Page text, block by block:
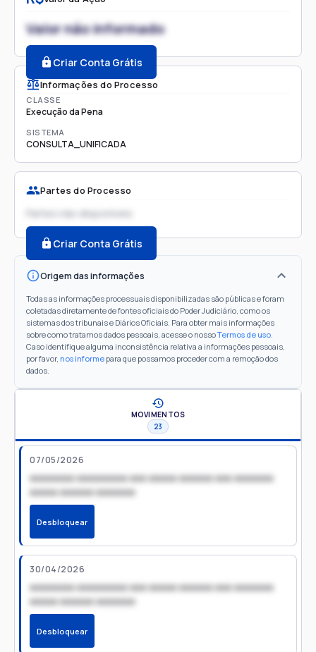
Valor não informado
Criar Conta Grátis
Informações do Processo
CLASSE
Execução da Pena
SISTEMA
CONSULTA_UNIFICADA
Partes do Processo
Partes não disponíveis
Criar Conta Grátis
Origem das informações
Todas as informações processuais disponibilizadas são públicas e foram
coletadas diretamente de fontes oficiais do Poder Judiciário, como os
sistemas dos tribunais e Diários Oficiais. Para obter mais informações
sobre como tratamos dados pessoais, acesse o nossoTermos de uso.
Caso identifique alguma inconsistência relativa a informações pessoais,
por favor, nos informe para que possamos proceder com a remoção dos
dados.
MOVIMENTOS
23
07/05/2026
xxxxxxxx xxxxxxxxx xxx xxxxx xxxxxx xxx xxxxxxx
xxxxx xxxxxx xxxxxxx
Desbloquear
30/04/2026
xxxxxxxx xxxxxxxxx xxx xxxxx xxxxxx xxx xxxxxxx
xxxxx xxxxxx xxxxxxx
Desbloquear